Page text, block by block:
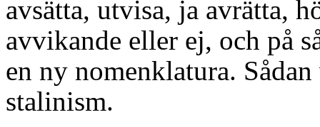
avsätta, utvisa, ja avrätta,
avvikande eller ej, och på
en ny nomenklatura.
stalinism.